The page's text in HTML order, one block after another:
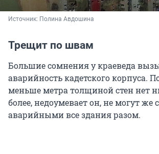
Источник: Полина Авдошина
Трещит по швам
Большие сомнения у краеведа
аварийность кадетского корпуса.
меньше метра толщиной стен нет
более, недоумевает он, не могут же
аварийными все здания разом.